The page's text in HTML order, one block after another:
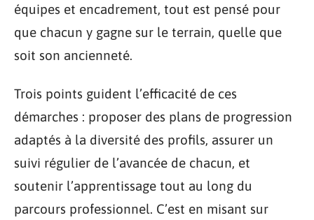
équipes et encadrement, tout est pensé pour
que chacun y gagne sur le terrain, quelle que
soit son ancienneté.
Trois points guident l’efficacité de ces
démarches : proposer des plans de progression
adaptés à la diversité des profils, assurer un
suivi régulier de l’avancée de chacun, et
soutenir l’apprentissage tout au long du
parcours professionnel. C’est en misant sur